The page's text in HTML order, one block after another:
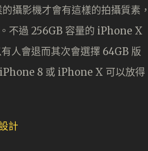
攝影機才會有這樣的拍攝質素
不過 256GB 容量的 iPhone X
人會退而其次會選擇 64GB 版
8 或 iPhone X 可以放得